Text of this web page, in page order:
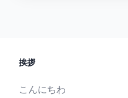
挨拶
こんにちわ